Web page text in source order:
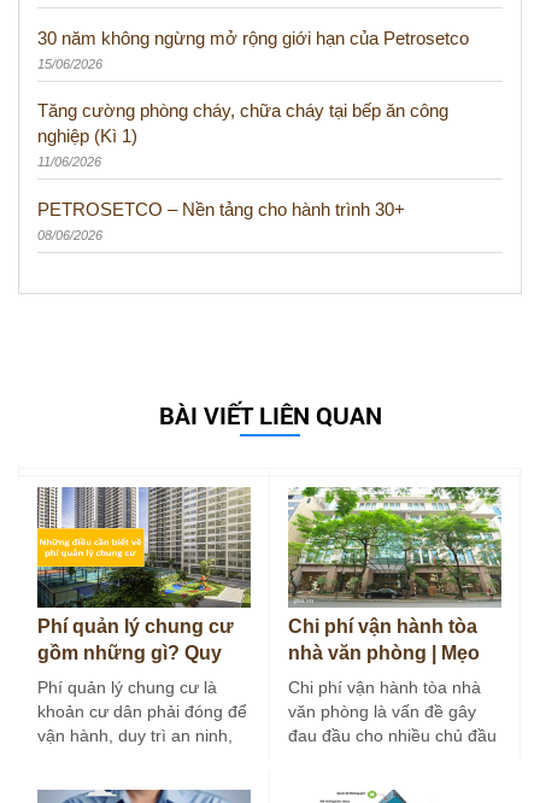
30 năm không ngừng mở rộng giới hạn của Petrosetco
15/06/2026
Tăng cường phòng cháy, chữa cháy tại bếp ăn công
nghiệp (Kì 1)
11/06/2026
PETROSETCO – Nền tảng cho hành trình 30+
08/06/2026
BÀI VIẾT LIÊN QUAN
Phí quản lý chung cư
gồm những gì? Quy
định và cách tính 2026
Phí quản lý chung cư là
khoản cư dân phải đóng để
vận hành, duy trì an ninh,
Chi phí vận hành tòa
nhà văn phòng | Mẹo
tối ưu chi phí hiệu…
Chi phí vận hành tòa nhà
văn phòng là vấn đề gây
đau đầu cho nhiều chủ đầu